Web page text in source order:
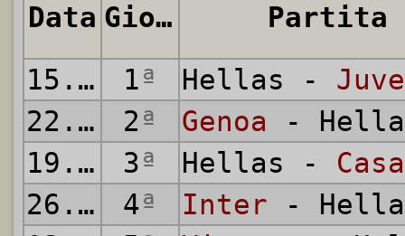
Data Giornata
Partita
15.03.1914
1ª Hellas -
22.03.1914
2ª Genoa -
19.04.1914
3ª Hellas -
26.04.1914
4ª Inter -